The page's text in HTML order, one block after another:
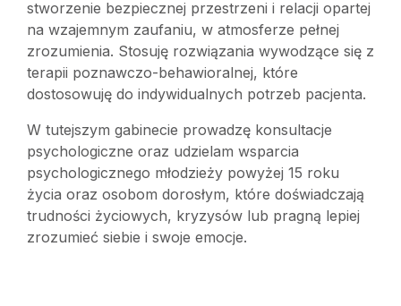
stworzenie bezpiecznej przestrzeni i relacji opartej
na wzajemnym zaufaniu, w atmosferze pełnej
zrozumienia. Stosuję rozwiązania wywodzące się z
terapii poznawczo-behawioralnej, które
dostosowuję do indywidualnych potrzeb pacjenta.
W tutejszym gabinecie prowadzę konsultacje
psychologiczne oraz udzielam wsparcia
psychologicznego młodzieży powyżej 15 roku
życia oraz osobom dorosłym, które doświadczają
trudności życiowych, kryzysów lub pragną lepiej
zrozumieć siebie i swoje emocje.